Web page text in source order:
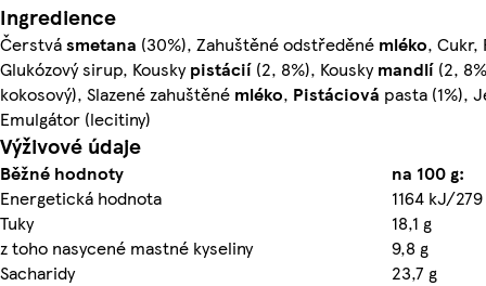
Ingredience
Čerstvásmetana (30%), Zahuštěné odstředěné mléko, Cukr,
Glukózový sirup, Kouskypistácií (2, 8%), Kouskymandlí (2,
kokosový), Slazené zahuštěné mléko, Pistáciová pasta (1%),
Emulgátor (lecitiny)
Výživové údaje
Běžné hodnoty
na 100 g:
Energetická hodnota
1164 kJ/
Tuky
18,1 g
z toho nasycené mastné kyseliny
9,8 g
Sacharidy
23,7 g